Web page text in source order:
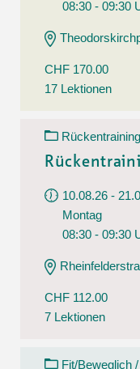
08:30 - 09:30
CHF 170.00
17 Lektionen
10.08.26 -
Montag
08:30 - 09:30
CHF 112.00
7 Lektionen
Fit/Beweglich